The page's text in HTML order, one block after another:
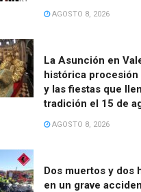
AGOSTO 8, 2026
La Asunción en
histórica procesión
y las fiestas que
tradición el 15 de
AGOSTO 8, 2026
Dos muertos y dos
en un grave